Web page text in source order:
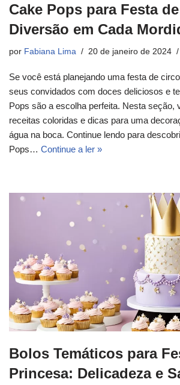
Cake Pops para Festa
Diversão em Cada
por Fabiana Lima 20 de janeiro de 2024
Se você está planejando uma festa de
seus convidados com doces deliciosos e
Pops são a escolha perfeita. Nesta seção,
receitas coloridas e dicas para uma
água na boca. Continue lendo para
Pops… Continue a ler »
Bolos Temáticos para
Princesa: Delicadeza e